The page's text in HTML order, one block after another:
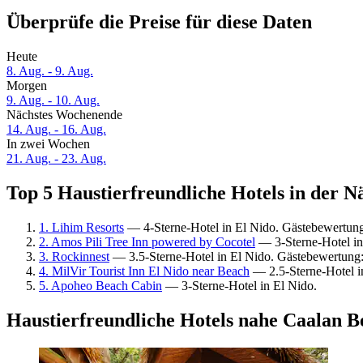
Überprüfe die Preise für diese Daten
Heute
8. Aug. - 9. Aug.
Morgen
9. Aug. - 10. Aug.
Nächstes Wochenende
14. Aug. - 16. Aug.
In zwei Wochen
21. Aug. - 23. Aug.
Top 5 Haustierfreundliche Hotels in der
1. Lihim Resorts — 4-Sterne-Hotel in El Nido.
2. Amos Pili Tree Inn powered by Cocotel — 3-Sterne-Hotel
3. Rockinnest — 3.5-Sterne-Hotel in El Nido.
4. MilVir Tourist Inn El Nido near Beach — 2.5-Sterne-Hotel
5. Apoheo Beach Cabin — 3-Sterne-Hotel in El Nido.
Haustierfreundliche Hotels nahe Caalan